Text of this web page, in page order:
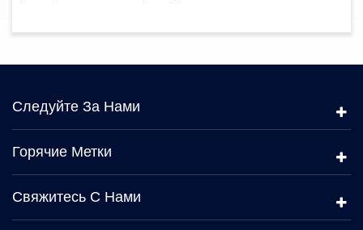
Следуйте За Нами
Горячие Метки
Свяжитесь С Нами